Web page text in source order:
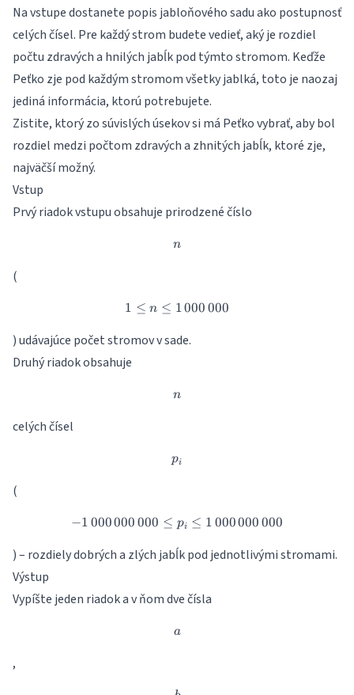
Na vstupe dostanete popis jabloňového sadu ako postupnosť
celých čísel. Pre každý strom budete vedieť, aký je rozdiel
počtu zdravých a hnilých jabĺk pod týmto stromom. Keďže
Peťko zje pod každým stromom všetky jablká, toto je naozaj
jediná informácia, ktorú potrebujete.
Zistite, ktorý zo súvislých úsekov si má Peťko vybrať, aby bol
rozdiel medzi počtom zdravých a zhnitých jabĺk, ktoré zje,
najväčší možný.
Vstup
Prvý riadok vstupu obsahuje prirodzené číslo
n
n
(
1 \leq n \leq 1\,000\,000
1 ≤ n ≤ 1000 000
) udávajúce počet stromov v sade.
Druhý riadok obsahuje
n
n
celých čísel
p_i
pi
(
-1\,000\,000\,000 \leq p_i
−1 000000 000 ≤ pi ≤ 1 000000 000
) – rozdiely dobrých a zlých jabĺk pod jednotlivými stromami.
Výstup
Vypíšte jeden riadok a v ňom dve čísla
a
a
,